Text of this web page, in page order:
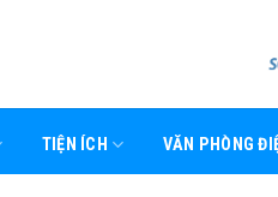
TIỆN ÍCH VĂN PHÒNG